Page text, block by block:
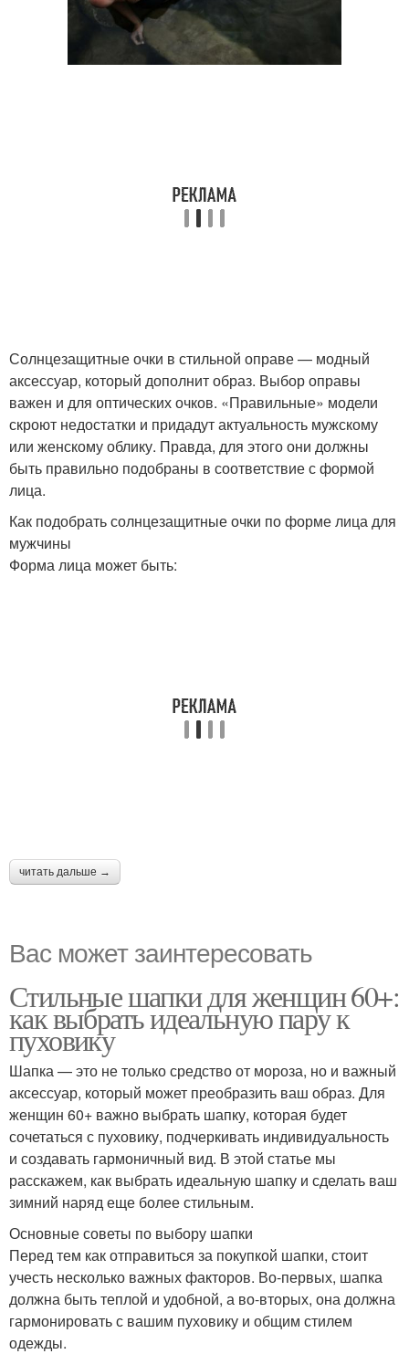
Солнцезащитные очки в стильной оправе — модный
аксессуар, который дополнит образ. Выбор оправы
важен и для оптических очков. «Правильные» модели
скроют недостатки и придадут актуальность мужскому
или женскому облику. Правда, для этого они должны
быть правильно подобраны в соответствие с формой
лица.
Как подобрать солнцезащитные очки по форме лица для
мужчины
Форма лица может быть:
читать дальше →
Вас может заинтересовать
Стильные шапки для женщин 60+:
как выбрать идеальную пару к
пуховику
Шапка — это не только средство от мороза, но и важный
аксессуар, который может преобразить ваш образ. Для
женщин 60+ важно выбрать шапку, которая будет
сочетаться с пуховику, подчеркивать индивидуальность
и создавать гармоничный вид. В этой статье мы
расскажем, как выбрать идеальную шапку и сделать ваш
зимний наряд еще более стильным.
Основные советы по выбору шапки
Перед тем как отправиться за покупкой шапки, стоит
учесть несколько важных факторов. Во-первых, шапка
должна быть теплой и удобной, а во-вторых, она должна
гармонировать с вашим пуховику и общим стилем
одежды.